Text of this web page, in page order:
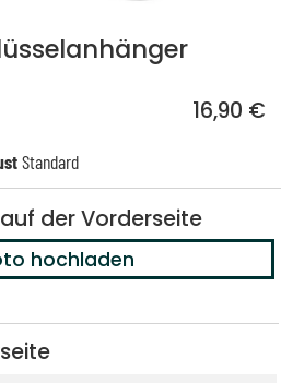
16,90 €
Standard
der Vorderseite
hochladen